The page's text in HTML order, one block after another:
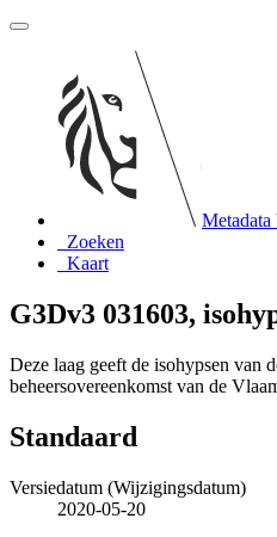
Metadata
Zoeken
Kaart
G3Dv3 031603,
Deze laag geeft de isohypsen van
beheersovereenkomst van de
Standaard
Versiedatum (Wijzigingsdatum)
2020-05-20